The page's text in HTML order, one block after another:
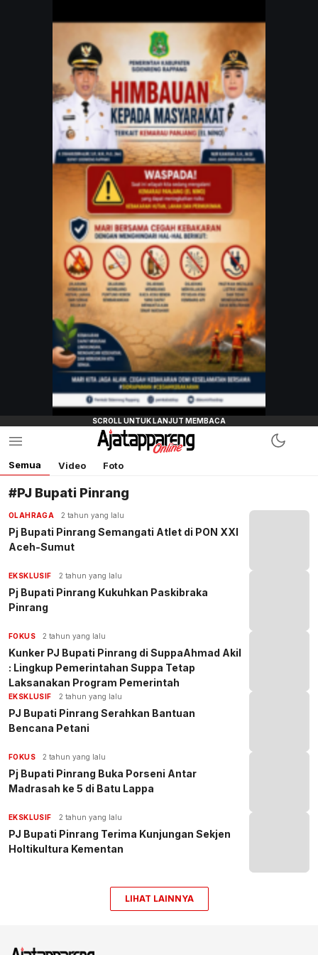
Semua Video Foto
#PJ Bupati Pinrang
OLAHRAGA 2 tahun yang lalu
Pj Bupati Pinrang Semangati Atlet di PON XXI
Aceh-Sumut
EKSKLUSIF 2 tahun yang lalu
Pj Bupati Pinrang Kukuhkan Paskibraka
Pinrang
FOKUS 2 tahun yang lalu
Kunker PJ Bupati Pinrang di SuppaAhmad Akil
: Lingkup Pemerintahan Suppa Tetap
Laksanakan Program Pemerintah
EKSKLUSIF 2 tahun yang lalu
PJ Bupati Pinrang Serahkan Bantuan
Bencana Petani
FOKUS 2 tahun yang lalu
Pj Bupati Pinrang Buka Porseni Antar
Madrasah ke 5 di Batu Lappa
EKSKLUSIF 2 tahun yang lalu
PJ Bupati Pinrang Terima Kunjungan Sekjen
Holtikultura Kementan
LIHAT LAINNYA